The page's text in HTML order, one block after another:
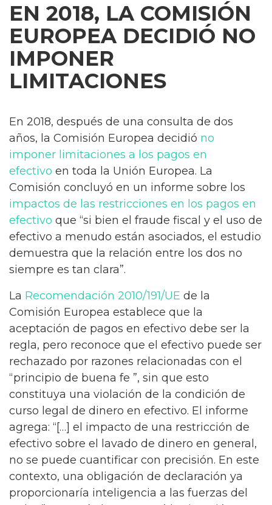
EN 2018, LA COMISIÓN
EUROPEA DECIDIÓ NO
IMPONER
LIMITACIONES
En 2018, después de una consulta de dos
años, la Comisión Europea decidió no
imponer limitaciones a los pagos en
efectivo en toda la Unión Europea. La
Comisión concluyó en un informe sobre los
impactos de las restricciones en los pagos en
efectivo que “si bien el fraude fiscal y el uso de
efectivo a menudo están asociados, el estudio
demuestra que la relación entre los dos no
siempre es tan clara”.
La Recomendación 2010/191/UE de la
Comisión Europea establece que la
aceptación de pagos en efectivo debe ser la
regla, pero reconoce que el efectivo puede ser
rechazado por razones relacionadas con el
“principio de buena fe ”, sin que esto
constituya una violación de la condición de
curso legal de dinero en efectivo. El informe
agrega: “[…] el impacto de una restricción de
efectivo sobre el lavado de dinero en general,
no se puede cuantificar con precisión. En este
contexto, una obligación de declaración ya
proporcionaría inteligencia a las fuerzas del